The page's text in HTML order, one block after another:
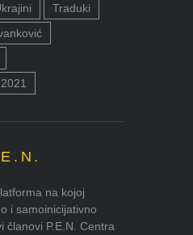
Traduki
na kojoj
i samoinicijativno
članovi P.E.N. Centra